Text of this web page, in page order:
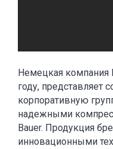
Немецкая компания
году, представляет
корпоративную
надежными
Bauer. Продукция
инновационными